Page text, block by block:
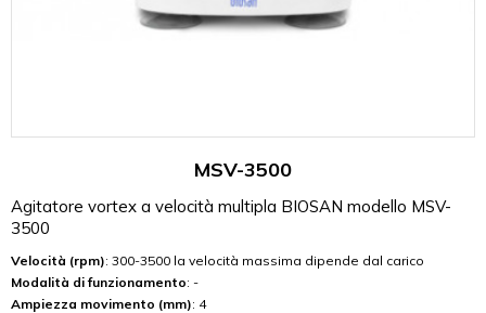
MSV-3500
Agitatore vortex a velocità multipla BIOSAN modello MSV-
3500
Velocità (rpm): 300-3500 la velocità massima dipende dal carico
Modalità di funzionamento: -
Ampiezza movimento (mm): 4